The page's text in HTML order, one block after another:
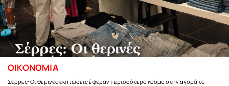
ΟΙΚΟΝΟΜΙΑ
Σέρρες: Οι θερινές εκπτώσεις έφεραν περισσότερο κόσμο στην αγορά το